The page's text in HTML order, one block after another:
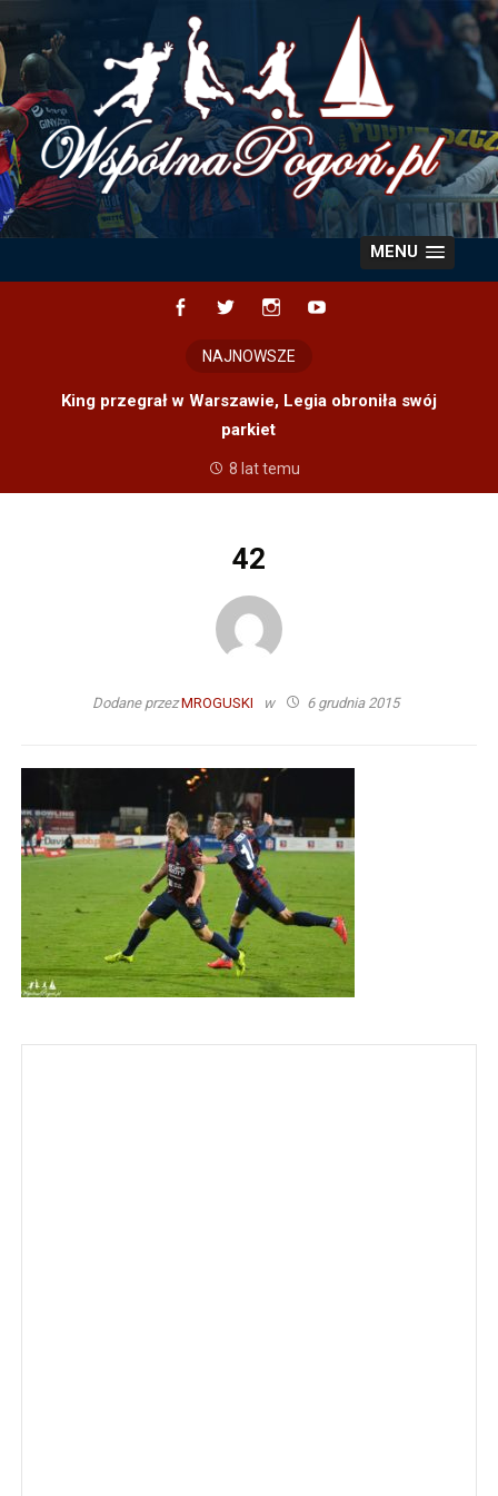
content
MENU
NAJNOWSZE
King przegrał w Warszawie, Legia obroniła swój
parkiet
8 lat temu
42
Dodane przezMROGUSKI w 6 grudnia 2015